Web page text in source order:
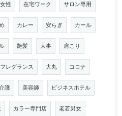
性 在宅ワーク サロン専用
カレー 安らぎ カール
艶髪 大事 肩こり
レグランス 大丸 コロナ
護 美容師 ビジネスホテル
カラー専門店 老若男女